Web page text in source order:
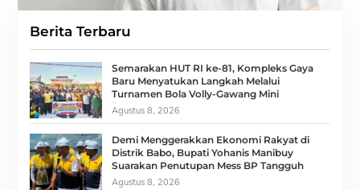
Berita Terbaru
Semarakan HUT RI ke-81, Kompleks Gaya
Baru Menyatukan Langkah Melalui
Turnamen Bola Volly-Gawang Mini
Agustus 8, 2026
Demi Menggerakkan Ekonomi Rakyat di
Distrik Babo, Bupati Yohanis Manibuy
Suarakan Penutupan Mess BP Tangguh
Agustus 8, 2026